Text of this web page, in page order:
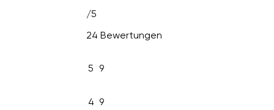
/5
24 Bewertungen
5 9
4 9